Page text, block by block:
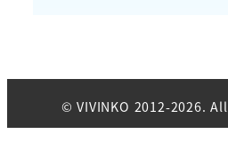
© VIVINKO 2012-2026.